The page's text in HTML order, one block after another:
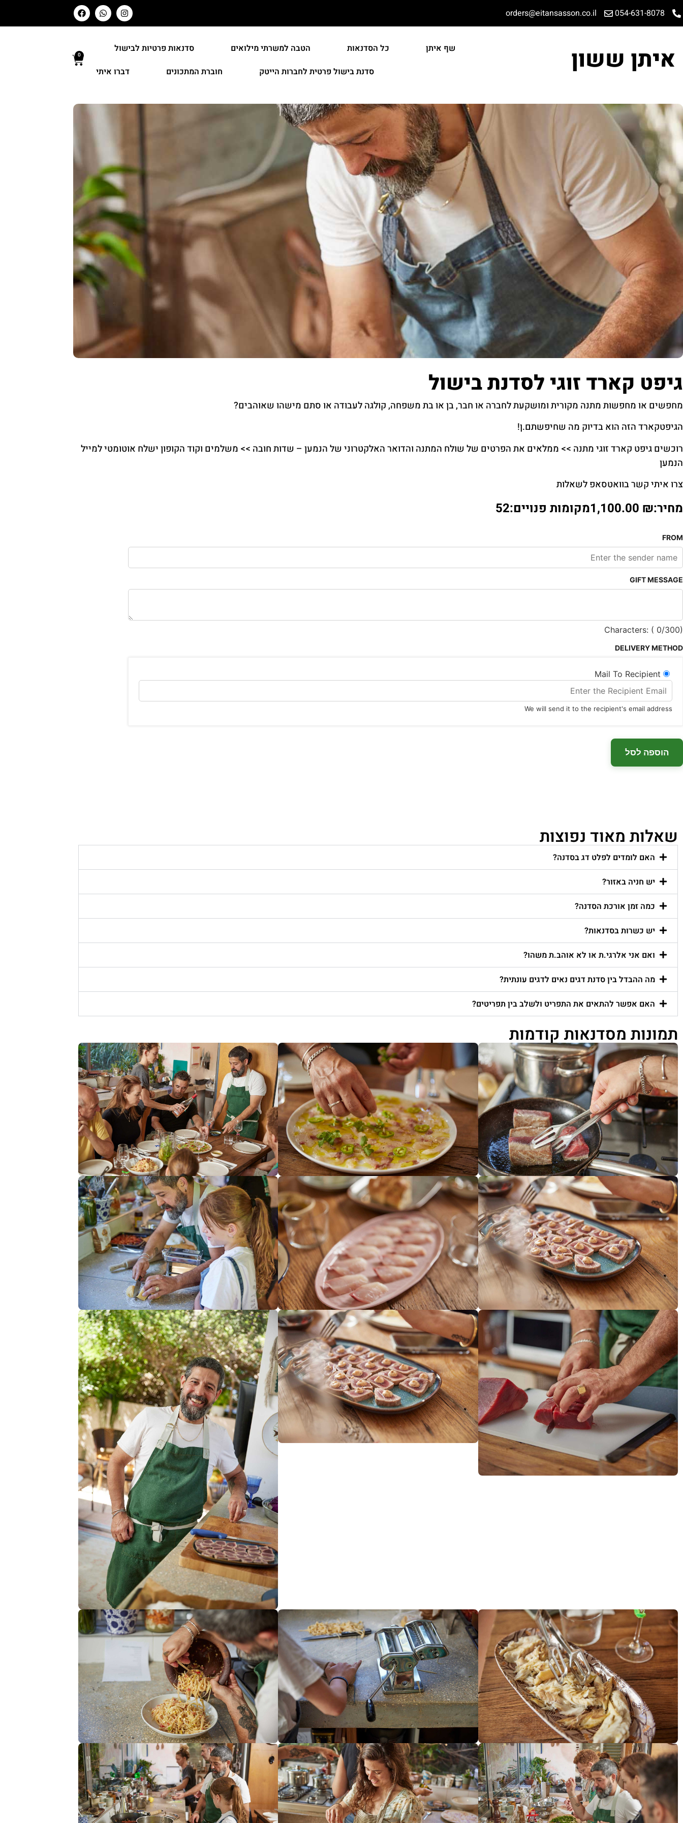
054-631-8078
orders@eitansasson.co.il
איתן ששון שף איתן כל הסדנאות הטבה למשרתי מילואים
סדנאות פרטיות לבישול
סדנת בישול פרטית לחברות הייטק
חוברת המתכונים דברו איתי
0
גיפט קארד זוגי לסדנת בישול
מחפשים או מחפשות מתנה מקורית ומושקעת לחברה או חבר, בן או בת משפחה, קולגה לעבודה או סתם מישהו שאוהבים?
הגיפטקארד הזה הוא בדיוק מה שחיפשתם.ן!
רוכשים גיפט קארד זוגי מתנה >> ממלאים את הפרטים של שולח המתנה והדואר האלקטרוני של הנמען – שדות חובה >> משלמים וקוד הקופון ישלח אוטומטי למייל
הנמען
צרו איתי קשר בוואטסאפ לשאלות
מחיר:₪ מקומות פנויים:52
FROM
GIFT MESSAGE
Characters: ( 0/300)
DELIVERY METHOD
Mail To Recipient
We will send it to the recipient's email address
הוספה לסל
שאלות מאוד נפוצות
האם לומדים לפלט דג בסדנה?
יש חניה באזור?
כמה זמן אורכת הסדנה?
יש כשרות בסדנאות?
ואם אני אלרגי.ת או לא אוהב.ת משהו?
מה ההבדל בין סדנת דגים נאים לדגים עונתית?
האם אפשר להתאים את התפריט ולשלב בין תפריטים?
תמונות מסדנאות קודמות